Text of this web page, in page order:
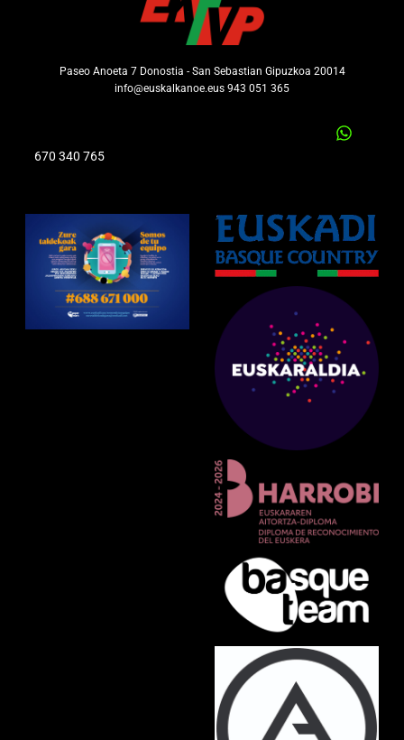
Paseo Anoeta 7 Donostia - San Sebastian Gipuzkoa 20014
info@euskalkanoe.eus 943 051 365
670 340 765